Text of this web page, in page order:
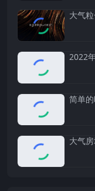
大气
2022
简单
大气